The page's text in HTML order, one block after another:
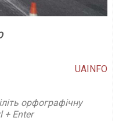
UAINFO
орфографічну
+ Enter